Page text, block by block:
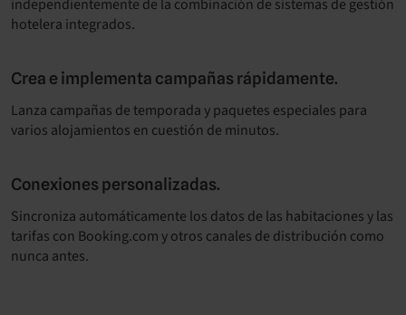
independientemente de la combinación de sistemas de gestión
hotelera integrados.
Crea e implementa campañas rápidamente.
Lanza campañas de temporada y paquetes especiales para
varios alojamientos en cuestión de minutos.
Conexiones personalizadas.
Sincroniza automáticamente los datos de las habitaciones y las
tarifas con Booking.com y otros canales de distribución como
nunca antes.